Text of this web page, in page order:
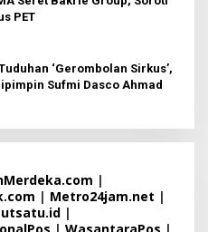
PET
‘Gerombolan Sirkus’,
Sufmi Dasco Ahmad
|
| Metro24jam.net |
|
| WasantaraPos |